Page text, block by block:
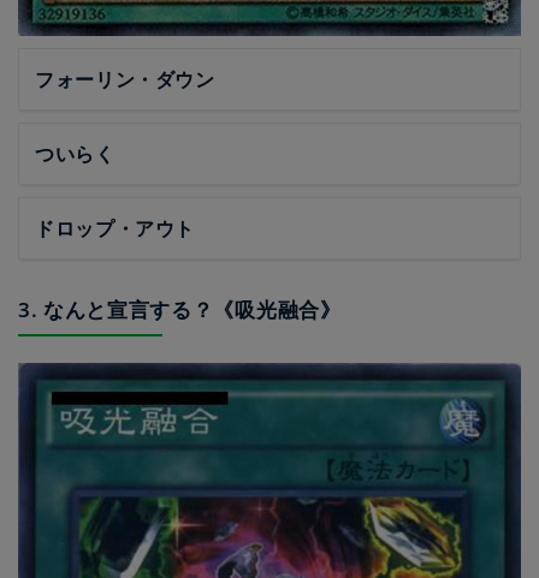
フォーリン・ダウン
ついらく
ドロップ・アウト
3. なんと宣言する？《吸光融合》